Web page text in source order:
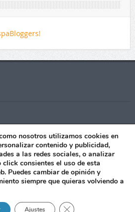
Reservados - 2021 |Realizado
de Privacidad| Política de cookies
nosotros utilizamos cookies en
contenido y publicidad,
a las redes sociales, o analizar
consientes el uso de esta
Puedes cambiar de opinión y
siempre que quieras volviendo a
Ajustes Cerrar el banner de